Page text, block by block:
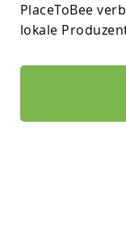
PlaceToBee
lokale